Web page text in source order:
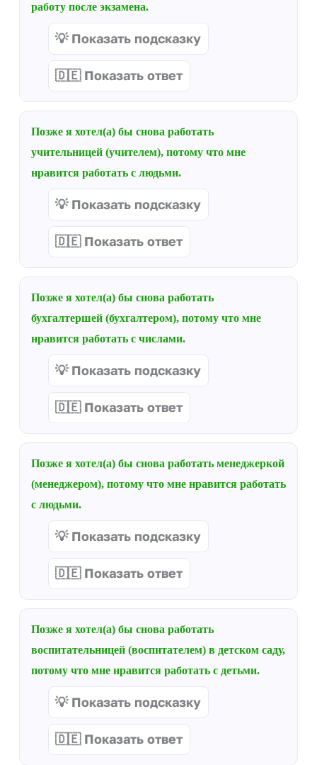
работу после экзамена.
💡 Показать подсказку
🇩🇪 Показать ответ
Позже я хотел(а) бы снова работать
учительницей (учителем), потому что мне
нравится работать с людьми.
💡 Показать подсказку
🇩🇪 Показать ответ
Позже я хотел(а) бы снова работать
бухгалтершей (бухгалтером), потому что мне
нравится работать с числами.
💡 Показать подсказку
🇩🇪 Показать ответ
Позже я хотел(а) бы снова работать менеджеркой
(менеджером), потому что мне нравится работать
с людьми.
💡 Показать подсказку
🇩🇪 Показать ответ
Позже я хотел(а) бы снова работать
воспитательницей (воспитателем) в детском саду,
потому что мне нравится работать с детьми.
💡 Показать подсказку
🇩🇪 Показать ответ